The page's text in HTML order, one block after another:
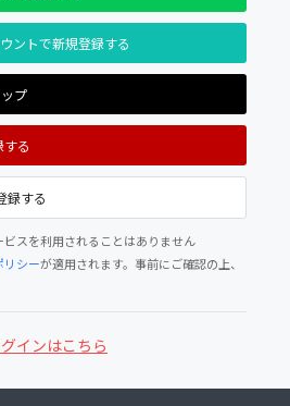
ントで新規登録する
プ
る
録する
スを利用されることはありません
リシーが適用されます。事前にご確認の上、
インはこちら